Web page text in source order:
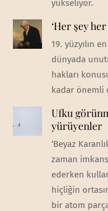
yükseliyor.
‘Her şey
19. yüzyılın
dünyada
hakları
kadar önemli
Ufku
yürüyenler
‘Beyaz
zaman
ederken
hiçliğin
bir atom